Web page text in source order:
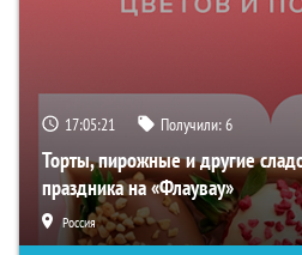
17:05:20 Получили:6
Торты, пирожные и другие
праздника на «Флаувау»
Россия